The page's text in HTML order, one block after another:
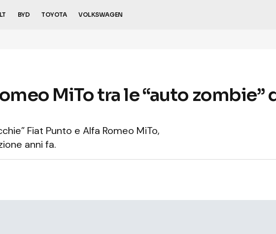
BYD TOYOTA VOLKSWAGEN
MiTo tra le “auto zombie”
Fiat Punto e Alfa Romeo MiTo,
anni fa.